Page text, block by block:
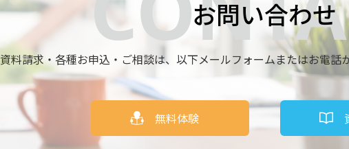
お問い合わせ
資料請求・各種お申込・ご相談は、 以下メールフォームまたはお電話
無料体験